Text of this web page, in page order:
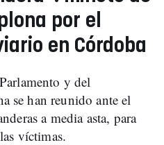
por el
en Córdoba
y del
se han reunido ante el
a media asta, para
víctimas.